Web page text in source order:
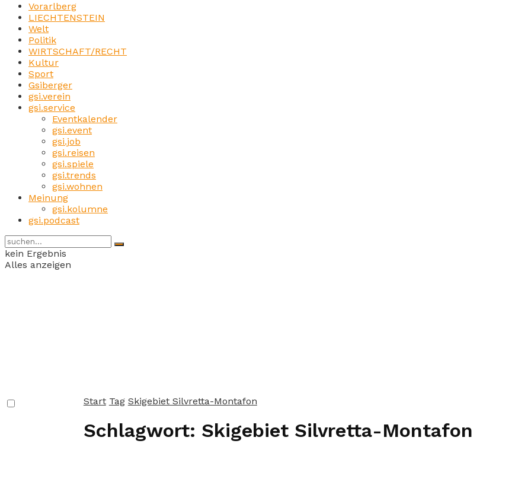
Vorarlberg
LIECHTENSTEIN
Welt
Politik
WIRTSCHAFT/RECHT
Kultur
Sport
Gsiberger
gsi.verein
gsi.service
Eventkalender
gsi.event
gsi.job
gsi.reisen
gsi.spiele
gsi.trends
gsi.wohnen
Meinung
gsi.kolumne
gsi.podcast
kein Ergebnis
Alles anzeigen
Start Tag Skigebiet Silvretta-Montafon
Schlagwort: Skigebiet Silvretta-Montafon